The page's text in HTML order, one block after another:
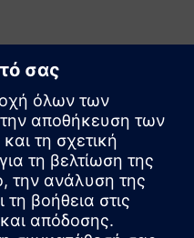
και
και πόροι